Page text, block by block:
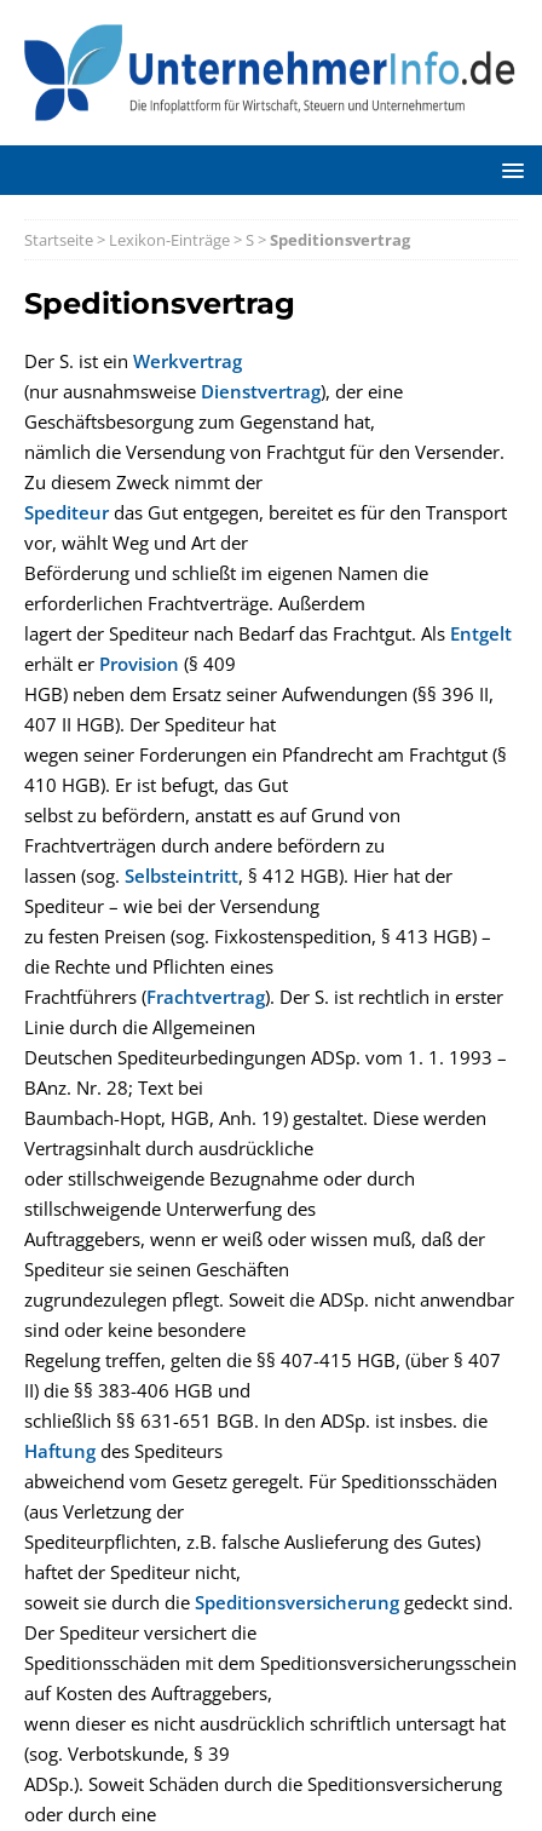
Startseite> Lexikon-Einträge> S>Speditionsvertrag
Speditionsvertrag
Der S. ist ein Werkvertrag
(nur ausnahmsweise Dienstvertrag), der eine
Geschäftsbesorgung zum Gegenstand hat,
nämlich die Versendung von Frachtgut für den Versender.
Zu diesem Zweck nimmt der
Spediteurdas Gut entgegen, bereitet es für den Transport
vor, wählt Weg und Art der
Beförderung und schließt im eigenen Namen die
erforderlichen Frachtverträge. Außerdem
lagert der Spediteur nach Bedarf das Frachtgut. Als Entgelt
erhält er Provision (§ 409
HGB) neben dem Ersatz seiner Aufwendungen (§§ 396 II,
407 II HGB). Der Spediteur hat
wegen seiner Forderungen ein Pfandrecht am Frachtgut (§
410 HGB). Er ist befugt, das Gut
selbst zu befördern, anstatt es auf Grund von
Frachtverträgen durch andere befördern zu
lassen (sog. Selbsteintritt, § 412 HGB). Hier hat der
Spediteur – wie bei der Versendung
zu festen Preisen (sog. Fixkostenspedition, § 413 HGB) –
die Rechte und Pflichten eines
Frachtführers (Frachtvertrag). Der S. ist rechtlich in erster
Linie durch die Allgemeinen
Deutschen Spediteurbedingungen ADSp. vom 1. 1. 1993 –
BAnz. Nr. 28; Text bei
Baumbach-Hopt, HGB, Anh. 19) gestaltet. Diese werden
Vertragsinhalt durch ausdrückliche
oder stillschweigende Bezugnahme oder durch
stillschweigende Unterwerfung des
Auftraggebers, wenn er weiß oder wissen muß, daß der
Spediteur sie seinen Geschäften
zugrundezulegen pflegt. Soweit die ADSp. nicht anwendbar
sind oder keine besondere
Regelung treffen, gelten die §§ 407-415 HGB, (über § 407
II) die §§ 383-406 HGB und
schließlich §§ 631-651 BGB. In den ADSp. ist insbes. die
Haftung des Spediteurs
abweichend vom Gesetz geregelt. Für Speditionsschäden
(aus Verletzung der
Spediteurpflichten, z.B. falsche Auslieferung des Gutes)
haftet der Spediteur nicht,
soweit sie durch die Speditionsversicherung gedeckt sind.
Der Spediteur versichert die
Speditionsschäden mit dem Speditionsversicherungsschein
auf Kosten des Auftraggebers,
wenn dieser es nicht ausdrücklich schriftlich untersagt hat
(sog. Verbotskunde, § 39
ADSp.). Soweit Schäden durch die Speditionsversicherung
oder durch eine